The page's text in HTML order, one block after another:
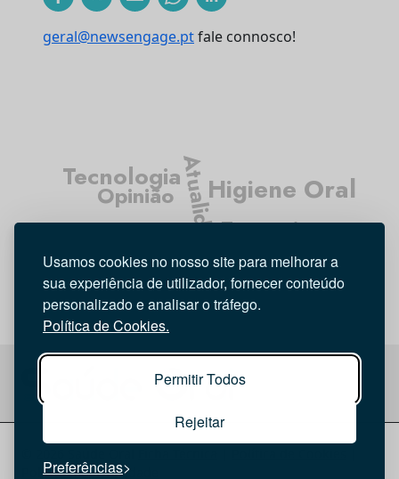
Usamos cookies no nosso site para melhorar a
sua experiência de utilizador, fornecer conteúdo
personalizado e analisar o tráfego.
Política de Cookies.
Permitir Todos
Rejeitar
Preferências
geral@newsengage.ptfale connosco!
AtualidadeHigiene Oral
Entrevista
Opinião
Tecnologia
Investigação
Política de privacidade